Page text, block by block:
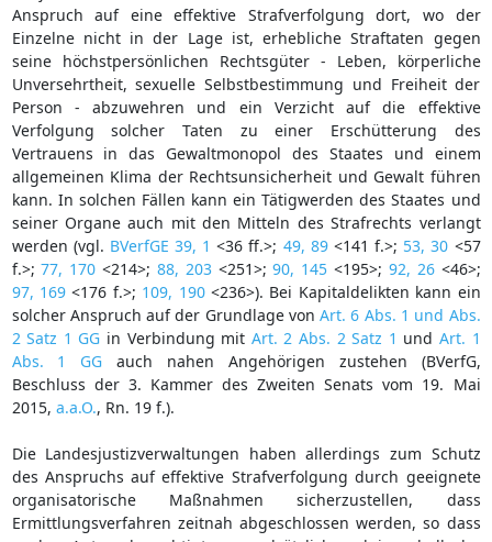
Anspruch auf eine effektive Strafverfolgung dort, wo der
Einzelne nicht in der Lage ist, erhebliche Straftaten gegen
seine höchstpersönlichen Rechtsgüter - Leben, körperliche
Unversehrtheit, sexuelle Selbstbestimmung und Freiheit der
Person - abzuwehren und ein Verzicht auf die effektive
Verfolgung solcher Taten zu einer Erschütterung des
Vertrauens in das Gewaltmonopol des Staates und einem
allgemeinen Klima der Rechtsunsicherheit und Gewalt führen
kann. In solchen Fällen kann ein Tätigwerden des Staates und
seiner Organe auch mit den Mitteln des Strafrechts verlangt
werden (vgl. BVerfGE 39, 1 <36 ff.>; 49, 89<141 f.>; 53, 30 <57
f.>;77, 170 <214>; 88, 203<251>;90, 145 <195>; 92, 26<46>;
97, 169<176 f.>; 109, 190<236>). Bei Kapitaldelikten kann ein
solcher Anspruch auf der Grundlage vonArt. 6 Abs. 1 und Abs.
2 Satz 1 GG in Verbindung mit Art. 2 Abs. 2 Satz 1 und Art. 1
Abs. 1 GG auch nahen Angehörigen zustehen (BVerfG,
Beschluss der 3. Kammer des Zweiten Senats vom 19. Mai
2015, a.a.O., Rn. 19 f.).
Die Landesjustizverwaltungen haben allerdings zum Schutz
des Anspruchs auf effektive Strafverfolgung durch geeignete
organisatorische Maßnahmen sicherzustellen, dass
Ermittlungsverfahren zeitnah abgeschlossen werden, so dass